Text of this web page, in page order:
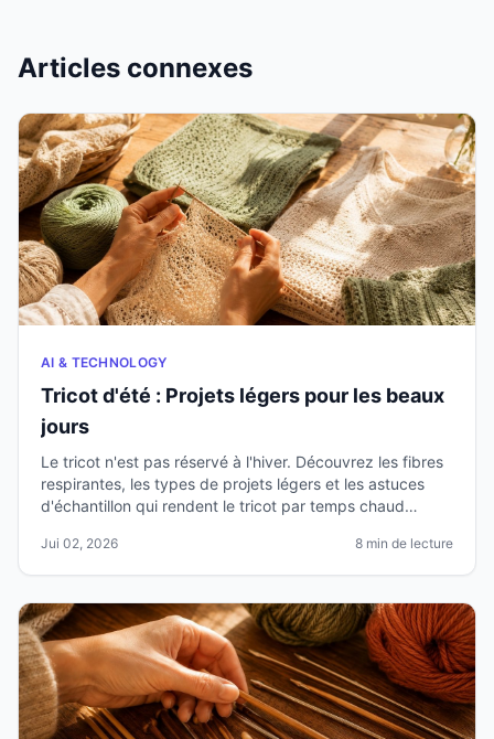
Articles connexes
AI & TECHNOLOGY
Tricot d'été : Projets légers pour les beaux
jours
Le tricot n'est pas réservé à l'hiver. Découvrez les fibres
respirantes, les types de projets légers et les astuces
d'échantillon qui rendent le tricot par temps chaud
Jui 02, 2026 8 min de lecture